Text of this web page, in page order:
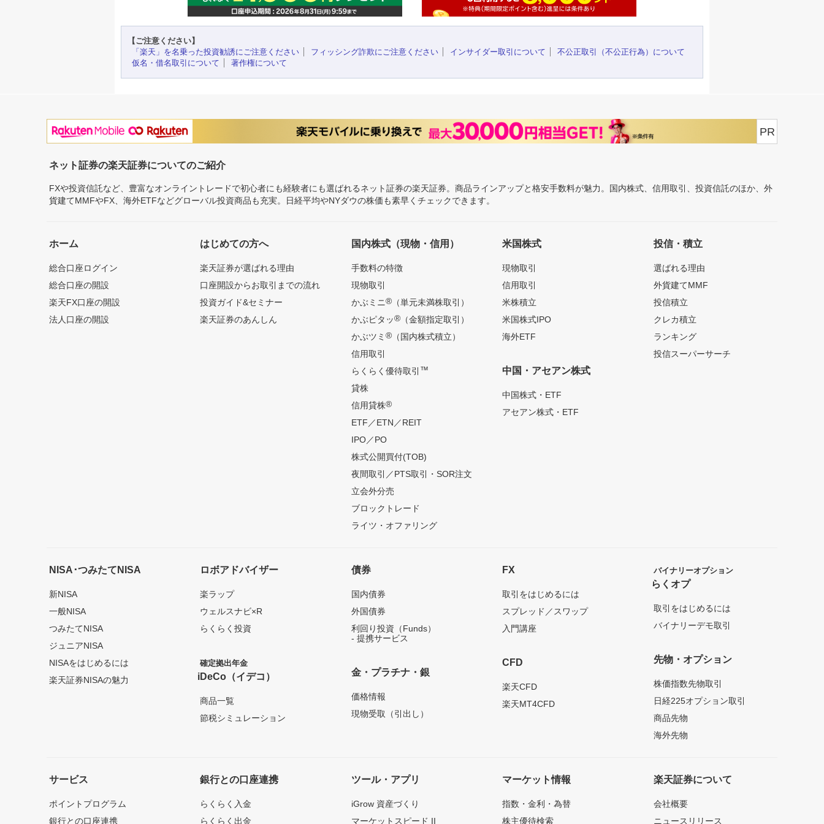
【ご注意ください】
「楽天」を名乗った投資勧誘にご注意ください
フィッシング詐欺にご注意ください インサイダー取引について
不公正取引（不公正行為）について
仮名・借名取引について
著作権について
PR
ネット証券の楽天証券についてのご紹介
FXや投資信託など、豊富なオンライントレードで初心者にも経験者にも選ばれるネット証券の楽天証券。商品ラインアップと格安手数料が魅力。国内株式、信用取引、投資信託のほか、外
貨建てMMFやFX、海外ETFなどグローバル投資商品も充実。日経平均やNYダウの株価も素早くチェックできます。
ホーム
総合口座ログイン
総合口座の開設
楽天FX口座の開設
法人口座の開設
はじめての方へ
楽天証券が選ばれる理由
口座開設からお取引までの流れ
投資ガイド&セミナー
楽天証券のあんしん
国内株式（現物・信用）
手数料の特徴
現物取引
かぶミニ®（単元未満株取引）
かぶピタッ®（金額指定取引）
かぶツミ ®（国内株式積立）
信用取引
らくらく優待取引 ™
貸株
信用貸株®
ETF／ETN／REIT
IPO／PO
株式公開買付(TOB)
夜間取引／PTS取引・SOR注文
立会外分売
ブロックトレード
ライツ・オファリング
米国株式
現物取引
信用取引
米株積立
米国株式IPO
海外ETF
中国・アセアン株式
中国株式・ETF
アセアン株式・ETF
投信・積立
選ばれる理由
外貨建てMMF
投信積立
クレカ積立
ランキング
投信スーパーサーチ
NISA･つみたてNISA
新NISA
一般NISA
つみたてNISA
ジュニアNISA
NISAをはじめるには
楽天証券NISAの魅力
ロボアドバイザー
楽ラップ
ウェルスナビ×R
らくらく投資
確定拠出年金
iDeCo（イデコ）
商品一覧
節税シミュレーション
債券
国内債券
外国債券
利回り投資（Funds）
- 提携サービス
金・プラチナ・銀
価格情報
現物受取（引出し）
FX
取引をはじめるには
スプレッド／スワップ
入門講座
CFD
楽天CFD
楽天MT4CFD
バイナリーオプション
らくオプ
取引をはじめるには
バイナリーデモ取引
先物・オプション
株価指数先物取引
日経225オプション取引
商品先物
海外先物
サービス
ポイントプログラム
銀行との口座連携
銀行との口座連携
らくらく入金
らくらく出金
ツール・アプリ
iGrow 資産づくり
マーケットスピード II
マーケット情報
指数・金利・為替
株主優待検索
楽天証券について
会社概要
ニュースリリース